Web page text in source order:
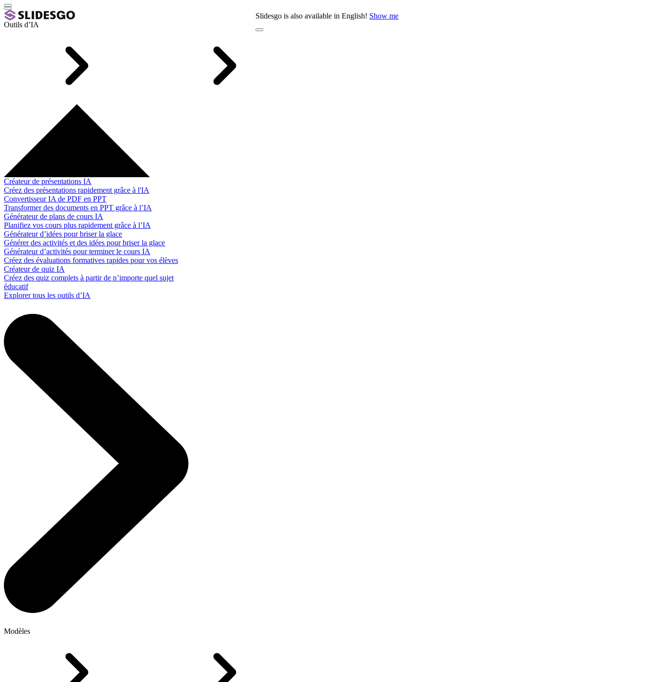
Slidesgo is also available in English! Show me
Outils d’IA
Créateur de présentations IA
Créez des présentations rapidement grâce à l'IA
Convertisseur IA de PDF en PPT
Transformer des documents en PPT grâce à l’IA
Générateur de plans de cours IA
Planifiez vos cours plus rapidement grâce à l’IA
Générateur d’idées pour briser la glace
Générer des activités et des idées pour briser la glace
Générateur d’activités pour terminer le cours IA
Créez des évaluations formatives rapides pour vos élèves
Créateur de quiz IA
Créez des quiz complets à partir de n’importe quel sujet
éducatif
Explorer tous les outils d’IA
Modèles